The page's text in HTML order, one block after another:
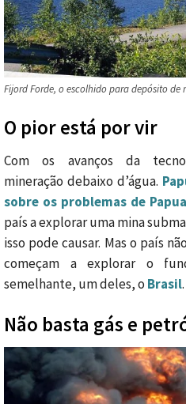
Fijord Forde, o escolhido para depósito de
O pior está por vir
Com os avanços da
mineração debaixo d’água.
sobre os problemas de
país a explorar uma mina
isso pode causar. Mas o país
começam a explorar o
semelhante, um deles, o Brasil.
Não basta gás e